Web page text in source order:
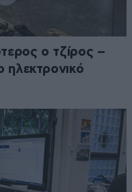
ο τζίρος –
ηλεκτρονικό